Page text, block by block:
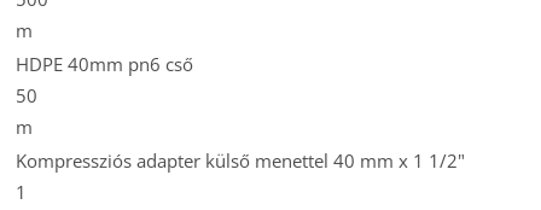
m
HDPE 40mm pn6 cső
50
m
Kompressziós adapter külső menettel 40 mm x 1 1/2"
1